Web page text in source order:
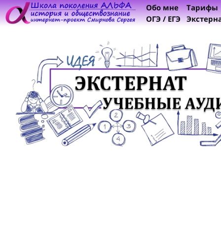
Обо мне
ОГЭ / ЕГЭ
Тарифы